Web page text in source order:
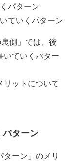
パターン
ていくパターン
側」では、後
いていくパター
リットについて
パターン
ターン」のメリ